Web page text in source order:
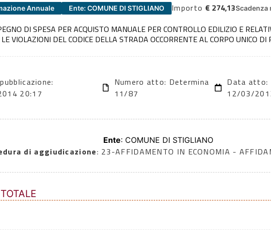
Annuale Ente: COMUNE DI STIGLIANO Importo € 274,13Scadenza
DI SPESA PER ACQUISTO MANUALE PER CONTROLLO EDILIZIO E
VIOLAZIONI DEL CODICE DELLA STRADA OCCORRENTE AL CORPO UNICO DI
20:17
Numero atto: Determina
11/87
Data atto:
12/03/
Ente: COMUNE DI STIGLIANO
di aggiudicazione: 23-AFFIDAMENTO IN ECONOMIA -